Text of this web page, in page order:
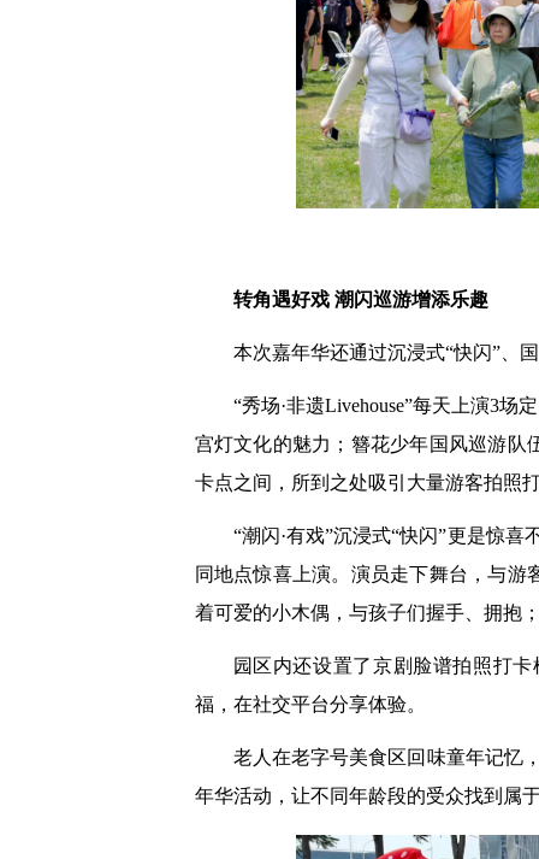
转角遇好戏 潮闪巡游增添乐趣
本次嘉年华还通过沉浸式“快闪”、
“秀场·非遗Livehouse”每天上演3
宫灯文化的魅力；簪花少年国风巡游队
卡点之间，所到之处吸引大量游客拍照
“潮闪·有戏”沉浸式“快闪”更是惊
同地点惊喜上演。演员走下舞台，与
着可爱的小木偶，与孩子们握手、拥抱
园区内还设置了京剧脸谱拍照打
福，在社交平台分享体验。
老人在老字号美食区回味童年记忆
年华活动，让不同年龄段的受众找到属